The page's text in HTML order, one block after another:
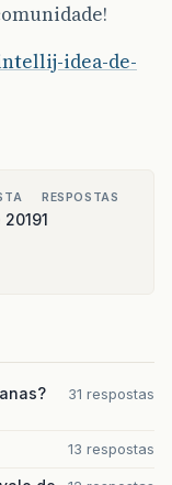
idea-de-
2019
RESPOSTAS
1
31 respostas
13 respostas